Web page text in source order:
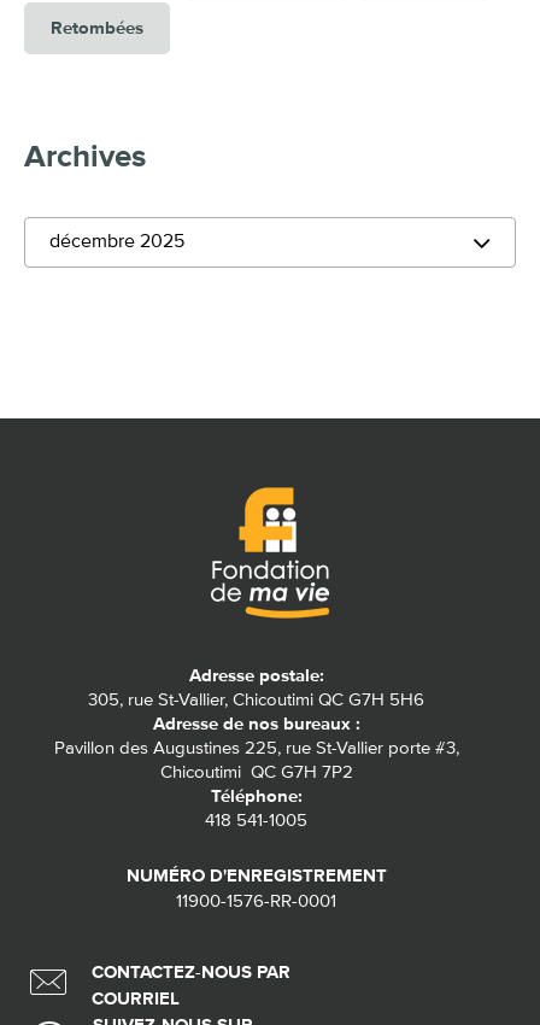
Retombées
Archives
décembre 2025
Adresse postale:
305, rue St-Vallier, Chicoutimi QC G7H 5H6
Adresse de nos bureaux :
Pavillon des Augustines 225, rue St-Vallier porte #3,
Chicoutimi QC G7H 7P2
Téléphone:
418 541-1005
NUMÉRO D'ENREGISTREMENT
11900-1576-RR-0001
CONTACTEZ-NOUS PAR
COURRIEL